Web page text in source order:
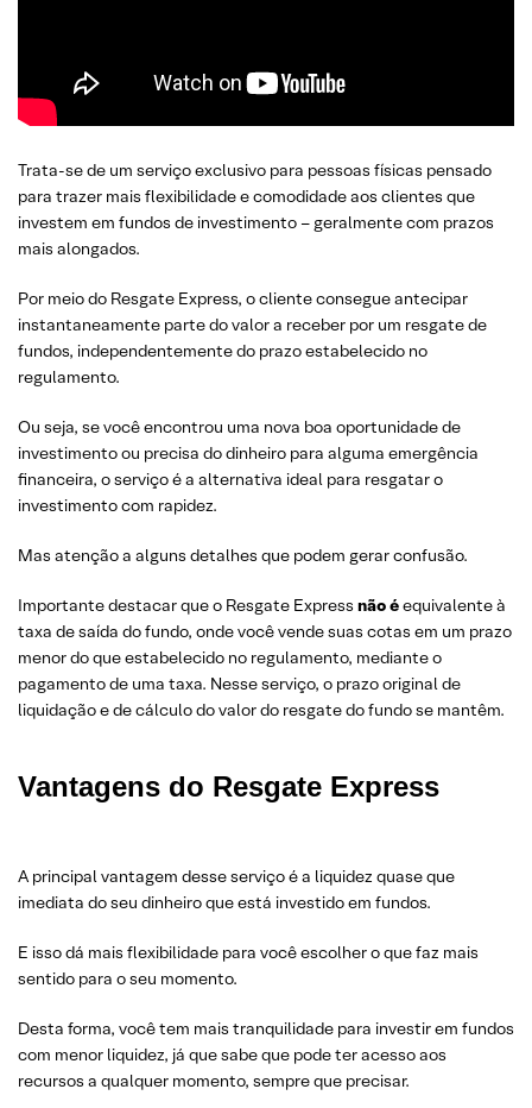
Trata-se de um serviço exclusivo para pessoas físicas pensado
para trazer mais flexibilidade e comodidade aos clientes que
investem em fundos de investimento – geralmente com prazos
mais alongados.
Por meio do Resgate Express, o cliente consegue antecipar
instantaneamente parte do valor a receber por um resgate de
fundos, independentemente do prazo estabelecido no
regulamento.
Ou seja, se você encontrou uma nova boa oportunidade de
investimento ou precisa do dinheiro para alguma emergência
financeira, o serviço é a alternativa ideal para resgatar o
investimento com rapidez.
Mas atenção a alguns detalhes que podem gerar confusão.
Importante destacar que o Resgate Express não éequivalente à
taxa de saída do fundo, onde você vende suas cotas em um prazo
menor do que estabelecido no regulamento, mediante o
pagamento de uma taxa. Nesse serviço, o prazo original de
liquidação e de cálculo do valor do resgate do fundo se mantêm.
Vantagens do Resgate Express
A principal vantagem desse serviço é a liquidez quase que
imediata do seu dinheiro que está investido em fundos.
E isso dá mais flexibilidade para você escolher o que faz mais
sentido para o seu momento.
Desta forma, você tem mais tranquilidade para investir em fundos
com menor liquidez, já que sabe que pode ter acesso aos
recursos a qualquer momento, sempre que precisar.